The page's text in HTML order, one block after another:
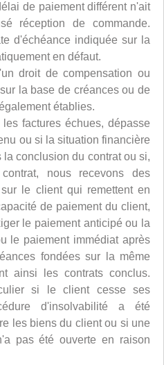
de paiement différent n'ait
réception de commande.
d'échéance indiquée sur la
en défaut.
droit de compensation ou
la base de créances ou de
établies.
factures échues, dépasse
ou si la situation financière
conclusion du contrat ou si,
nous recevons des
le client qui remettent en
de paiement du client,
le paiement anticipé ou la
le paiement immédiat après
fondées sur la même
ainsi les contrats conclus.
si le client cesse ses
d'insolvabilité a été
les biens du client ou si une
pas été ouverte en raison